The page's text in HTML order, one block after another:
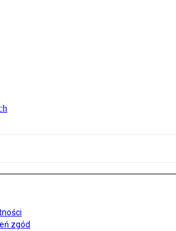
zgód